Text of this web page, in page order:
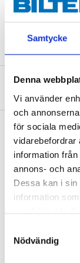
Samtycke
Denna
Vi använder
och
för sociala
vidarebefordrar
information
annons- och
Dessa kan i sin
information
Nödvändig
Tjocklek
Om
Köp & Hämta i